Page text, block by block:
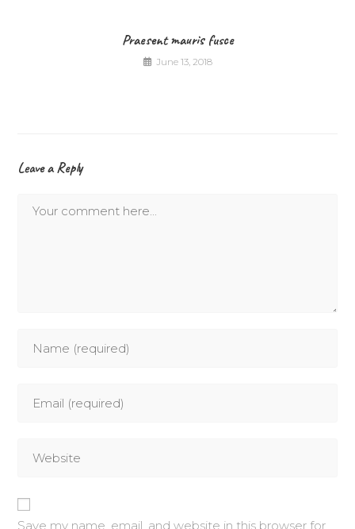
Praesent mauris fusce
June 13, 2018
Leave a Reply
Save my name, email, and website in this browser for